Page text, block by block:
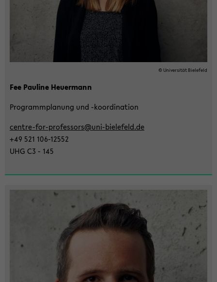
© Uni­ver­si­tät Bie­le­feld
Fee Pau­li­ne Heu­er­mann
Pro­gramm­pla­nung und -​koordination
centre-​for-professors@uni-​bielefeld.de
+49 521 106-​12552
UHG C3 - 145